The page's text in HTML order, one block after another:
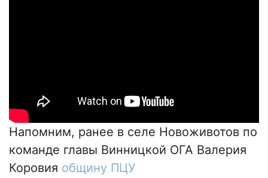
Напомним, ранее в селе Новоживотов по
команде главы Винницкой ОГА Валерия
Коровия общину ПЦУ